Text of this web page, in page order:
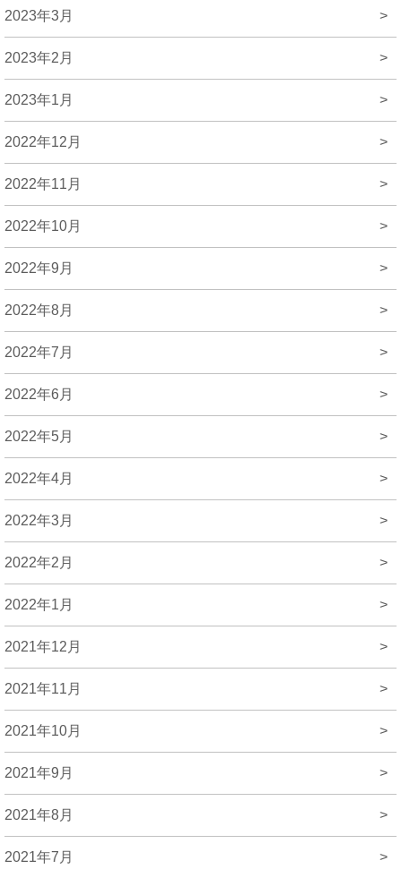
2023年3月 >
2023年2月 >
2023年1月 >
2022年12月 >
2022年11月 >
2022年10月 >
2022年9月 >
2022年8月 >
2022年7月 >
2022年6月 >
2022年5月 >
2022年4月 >
2022年3月 >
2022年2月 >
2022年1月 >
2021年12月 >
2021年11月 >
2021年10月 >
2021年9月 >
2021年8月 >
2021年7月 >